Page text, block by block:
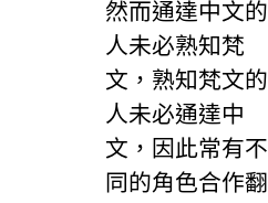
然而通達中文的
人未必熟知梵
文，熟知梵文的
人未必通達中
文，因此常有不
同的角色合作翻